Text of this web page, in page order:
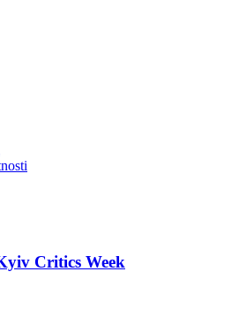
Critics Week